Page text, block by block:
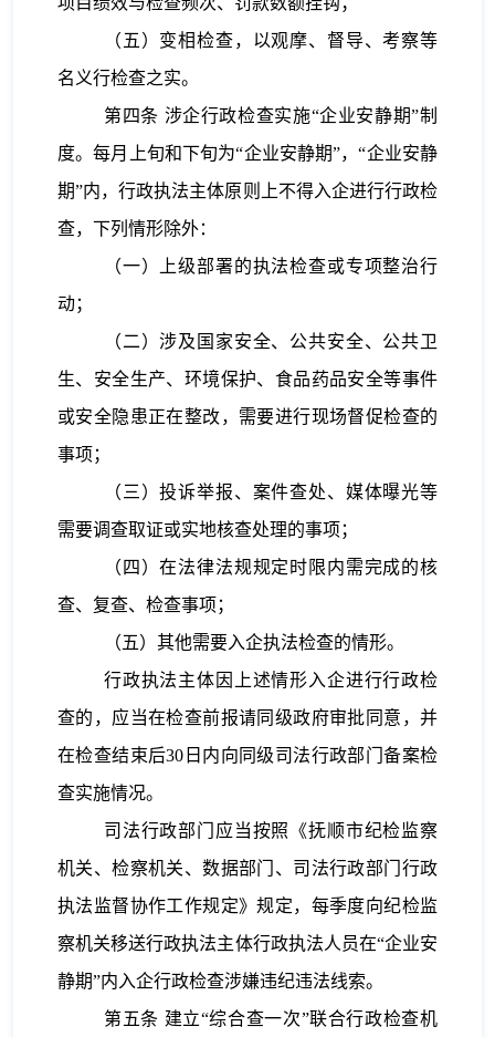
（五）变相检查，以观摩、督导、考察等
名义行检查之实。
第四条 涉企行政检查实施“企业安静期”制
度。每月上旬和下旬为“企业安静期”，“企业安静
期”内，行政执法主体原则上不得入企进行行政检
查，下列情形除外：
（一）上级部署的执法检查或专项整治行
动；
（二）涉及国家安全、公共安全、公共卫
生、安全生产、环境保护、食品药品安全等事件
或安全隐患正在整改，需要进行现场督促检查的
事项；
（三）投诉举报、案件查处、媒体曝光等
需要调查取证或实地核查处理的事项；
（四）在法律法规规定时限内需完成的核
查、复查、检查事项；
（五）其他需要入企执法检查的情形。
行政执法主体因上述情形入企进行行政检
查的，应当在检查前报请同级政府审批同意，并
在检查结束后30日内向同级司法行政部门备案检
查实施情况。
司法行政部门应当按照《抚顺市纪检监察
机关、检察机关、数据部门、司法行政部门行政
执法监督协作工作规定》规定，每季度向纪检监
察机关移送行政执法主体行政执法人员在“企业安
静期”内入企行政检查涉嫌违纪违法线索。
第五条 建立“综合查一次”联合行政检查机